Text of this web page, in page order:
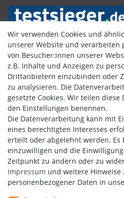
Kundenbewertungen
Wir verwenden Cookies und
unserer Website und verarbeiten
von Besucher:innen unserer
z.B. Inhalte und Anzeigen zu
Drittanbietern einzubinden oder
zu analysieren. Die
gesetzte Cookies. Wir teilen
den Einstellungen benennen.
Die Datenverarbeitung kann mit
eines berechtigten Interesses
erteilt oder abgelehnt werden. Es
einzuwilligen und die
Zeitpunkt zu ändern oder zu
Impressum und weitere Hinweise
personenbezogener Daten in